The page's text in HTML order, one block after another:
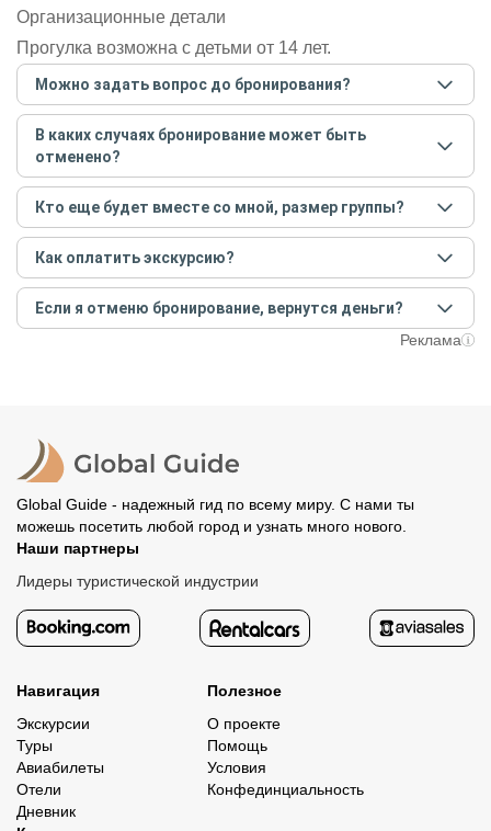
Организационные детали
Прогулка возможна с детьми от 14 лет.
Можно задать вопрос до бронирования?
Достаточно перейти по ссылке «Задать вопрос» и
написать гиду. Платить при этом не нужно. Сначала
согласуйте с гидом интересующие вас вопросы и после
этого бронируйте экскурсию.Задать вопрос.
В каких случаях бронирование может быть
отменено?
Только в случае неблагоприятных погодных условий,
например, если экскурсия на кораблике, а по прогнозу
погоды аномально-сильный ветер. При этом гид
предупредит вас об отмене, а мы вернем предоплату на
карту. Во всех остальных случаях экскурсия состоится.
Кто еще будет вместе со мной, размер группы?
Если экскурсия индивидуальная, гид проведет встречу
только для вас и вашей компании. Если групповая — на
экскурсии будут другие участники, размер зависит от
условий конкретной экскурсии.
Как оплатить экскурсию?
Создайте заказ на удобную дату и время, и внесите
предоплату как можно скорее, чтобы другие
путешественники не заняли ваше место. После этого
организатору напрямую не требуется.
Если я отменю бронирование, вернутся деньги?
При отмене за 48 часов или раньше мы вернем всюРеклама
Global Guide - надежный гид по всему миру. С нами ты
можешь посетить любой город и узнать много нового.
Наши партнеры
Лидеры туристической индустрии
Навигация
Экскурсии
Туры
Авиабилеты
Отели
Дневник
Полезное
О проекте
Помощь
Условия
Конфединциальность